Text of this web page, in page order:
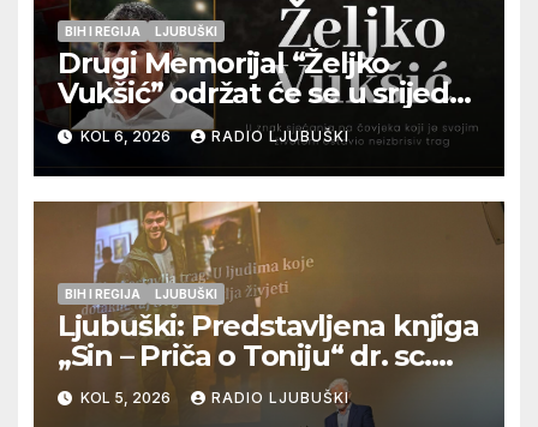
BIH I REGIJA LJUBUŠKI
Drugi Memorijal “Željko
Vukšić” održat će se u srijedu
12. kolovoza u Otoku
KOL 6, 2026 RADIO LJUBUŠKI
BIH I REGIJA LJUBUŠKI
Ljubuški: Predstavljena knjiga
„Sin – Priča o Toniju“ dr. sc.
Zdenka Hercega
KOL 5, 2026 RADIO LJUBUŠKI